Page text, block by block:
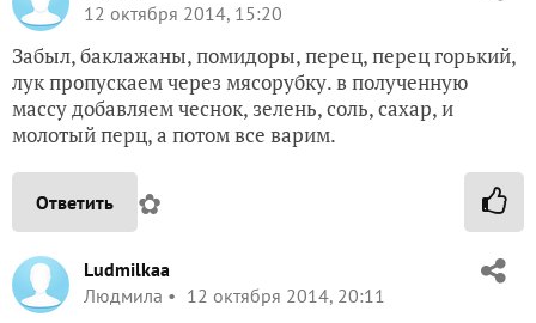
12 октября 2014, 15:20
Забыл, баклажаны, помидоры, перец, перец горький,
лук пропускаем через мясорубку. в полученную
массу добавляем чеснок, зелень, соль, сахар, и
молотый перц, а потом все варим.
Ответить ✿
Ludmilkaa
Людмила
12 октября 2014, 20:11